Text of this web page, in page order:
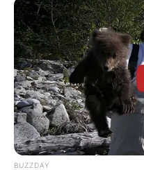
escolher a fragrância
você, assim todos
sobre a sua
Um luxo, não?!
4° – Algodão
BUZZDAY